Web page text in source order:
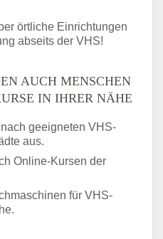
örtliche Einrichtungen
abseits der VHS!
AUCH MENSCHEN
IN IHRER NÄHE
geeigneten VHS-
aus.
Online-Kursen der
für VHS-